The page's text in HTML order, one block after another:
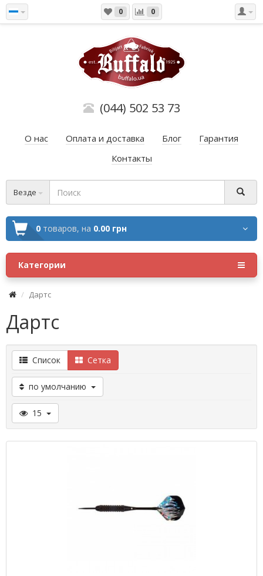
0 0
(044) 502 53 73
О нас Оплата и доставка Блог
Гарантия
Контакты
Везде
0 товаров, на 0.00 грн
Категории
Дартс
Дартс
Список Сетка
по умолчанию
15